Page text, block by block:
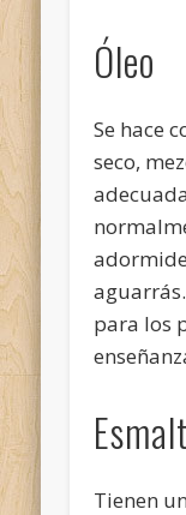
Óleo
Se hace
seco,
para los
Tienen